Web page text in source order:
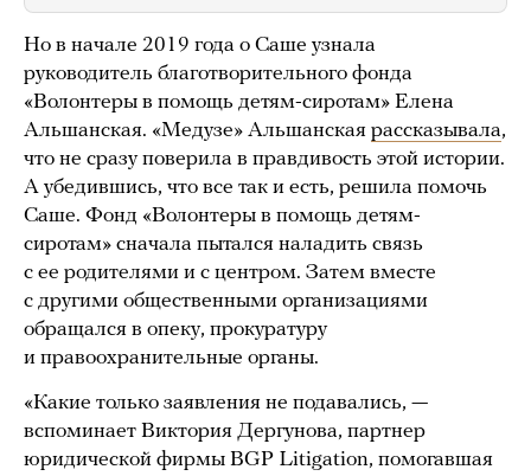
Но в начале 2019 года о Саше узнала
руководитель благотворительного фонда
«Волонтеры в помощь детям-сиротам» Елена
Альшанская. «Медузе» Альшанская рассказывала,
что не сразу поверила в правдивость этой истории.
А убедившись, что все так и есть, решила помочь
Саше. Фонд «Волонтеры в помощь детям-
сиротам» сначала пытался наладить связь
с ее родителями и с центром. Затем вместе
с другими общественными организациями
обращался в опеку, прокуратуру
и правоохранительные органы.
«Какие только заявления не подавались, —
вспоминает Виктория Дергунова, партнер
юридической фирмы BGP Litigation, помогавшая